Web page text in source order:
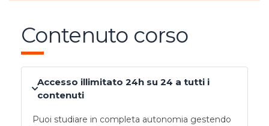
Contenuto corso
Accesso illimitato 24h su 24 a tutti i
contenuti
Puoi studiare in completa autonomia gestendo